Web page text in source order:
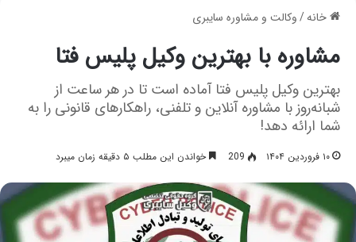
خانه/وکالت و مشاوره سایبری
مشاوره با بهترین وکیل پلیس فتا
بهترین وکیل پلیس فتا آماده است تا در هر ساعت از
شبانه‌روز با مشاوره آنلاین و تلفنی، راهکارهای قانونی را به
شما ارائه دهد!
۱۰ فروردین ۱۴۰۴ 209 خواندن این مطلب ۵ دقیقه زمان میبرد